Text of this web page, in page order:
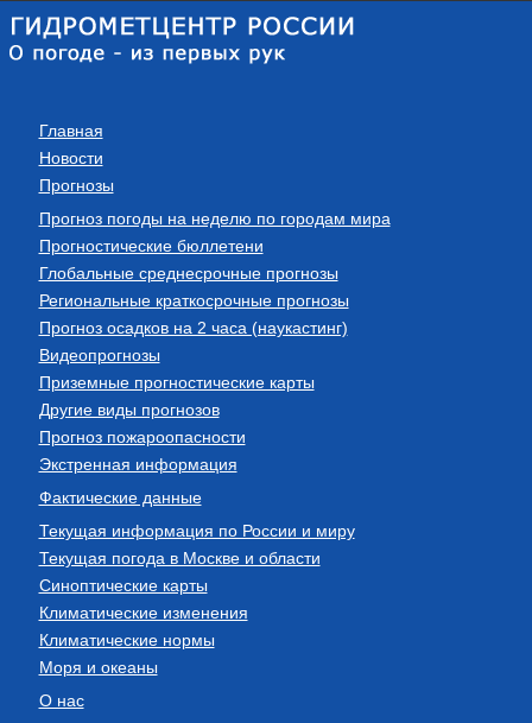
Главная
Новости
Прогнозы
Прогноз погоды на неделю по городам мира
Прогностические бюллетени
Глобальные среднесрочные прогнозы
Региональные краткосрочные прогнозы
Прогноз осадков на 2 часа (наукастинг)
Видеопрогнозы
Приземные прогностические карты
Другие виды прогнозов
Прогноз пожароопасности
Экстренная информация
Фактические данные
Текущая информация по России и миру
Текущая погода в Москве и области
Синоптические карты
Климатические изменения
Климатические нормы
Моря и океаны
О нас